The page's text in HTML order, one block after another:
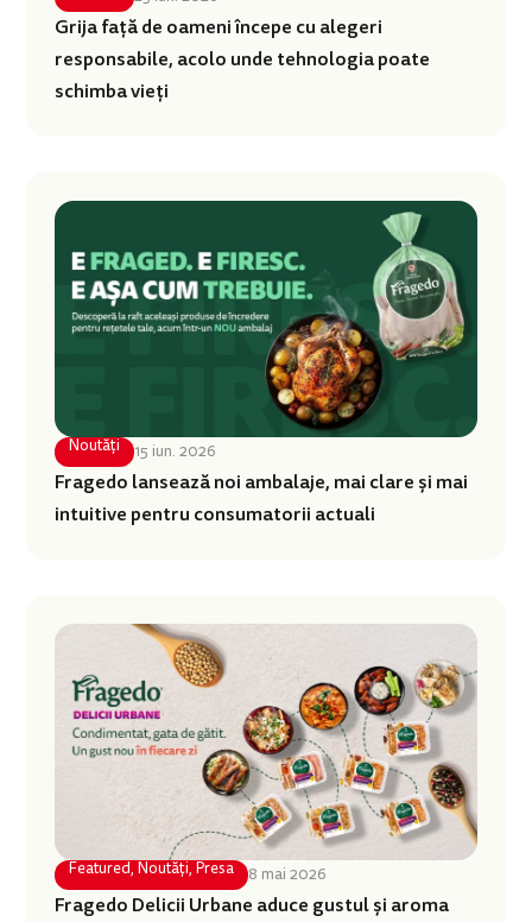
Grija față de oameni începe cu alegeri
responsabile, acolo unde tehnologia poate
schimba vieți
Noutăți 15 iun. 2026
Fragedo lansează noi ambalaje, mai clare și mai
intuitive pentru consumatorii actuali
Featured,Noutăți,Presa 8 mai 2026
Fragedo Delicii Urbane aduce gustul și aroma